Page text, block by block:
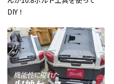
DIY！